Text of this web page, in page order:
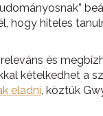
hogy hiteles
és
kételkedhet a
eladni, köztük